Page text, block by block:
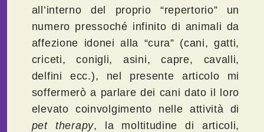
all’interno del proprio “repertorio” un
numero pressoché infinito di animali da
affezione idonei alla “cura” (cani, gatti,
criceti, conigli, asini, capre, cavalli,
delfini ecc.), nel presente articolo mi
soffermerò a parlare dei cani dato il loro
elevato coinvolgimento nelle attività di
pet
therapy, la moltitudine di articoli,